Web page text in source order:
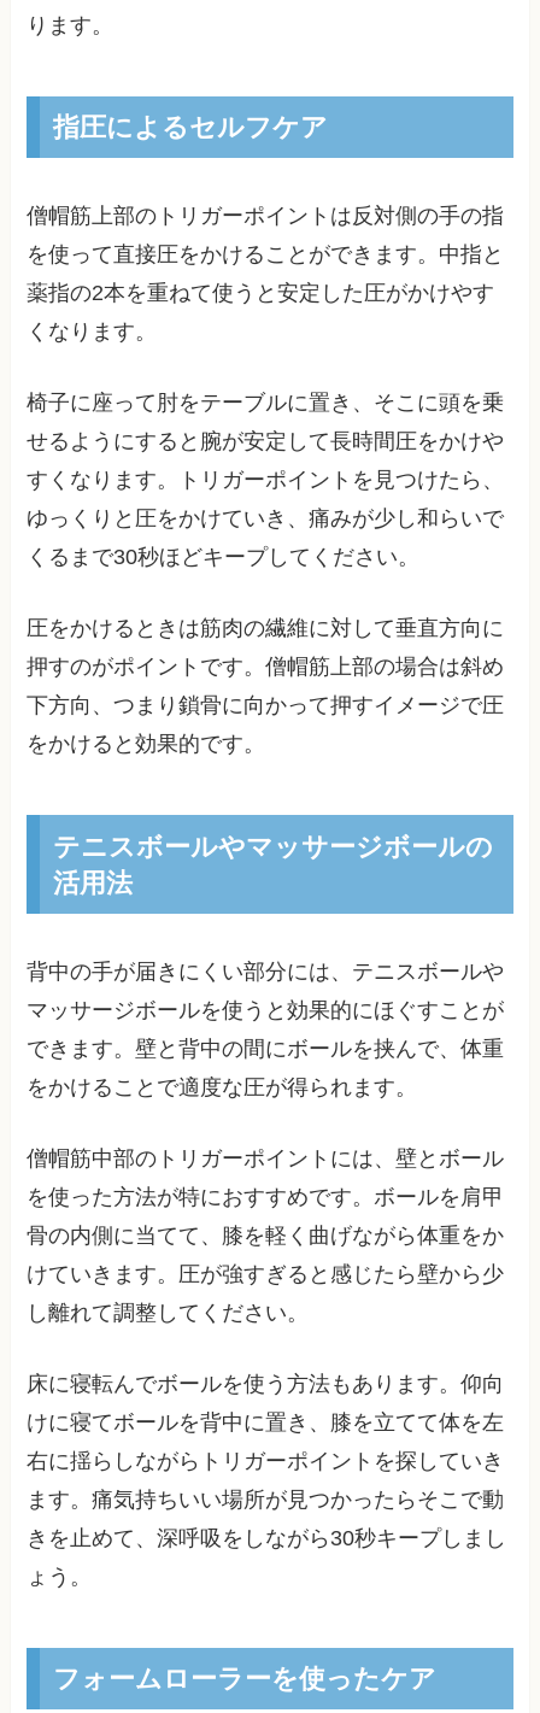
ります。
指圧によるセルフケア
僧帽筋上部のトリガーポイントは反対側の手の指
を使って直接圧をかけることができます。中指と
薬指の2本を重ねて使うと安定した圧がかけやす
くなります。
椅子に座って肘をテーブルに置き、そこに頭を乗
せるようにすると腕が安定して長時間圧をかけや
すくなります。トリガーポイントを見つけたら、
ゆっくりと圧をかけていき、痛みが少し和らいで
くるまで30秒ほどキープしてください。
圧をかけるときは筋肉の繊維に対して垂直方向に
押すのがポイントです。僧帽筋上部の場合は斜め
下方向、つまり鎖骨に向かって押すイメージで圧
をかけると効果的です。
テニスボールやマッサージボールの
活用法
背中の手が届きにくい部分には、テニスボールや
マッサージボールを使うと効果的にほぐすことが
できます。壁と背中の間にボールを挟んで、体重
をかけることで適度な圧が得られます。
僧帽筋中部のトリガーポイントには、壁とボール
を使った方法が特におすすめです。ボールを肩甲
骨の内側に当てて、膝を軽く曲げながら体重をか
けていきます。圧が強すぎると感じたら壁から少
し離れて調整してください。
床に寝転んでボールを使う方法もあります。仰向
けに寝てボールを背中に置き、膝を立てて体を左
右に揺らしながらトリガーポイントを探していき
ます。痛気持ちいい場所が見つかったらそこで動
きを止めて、深呼吸をしながら30秒キープしまし
ょう。
フォームローラーを使ったケア